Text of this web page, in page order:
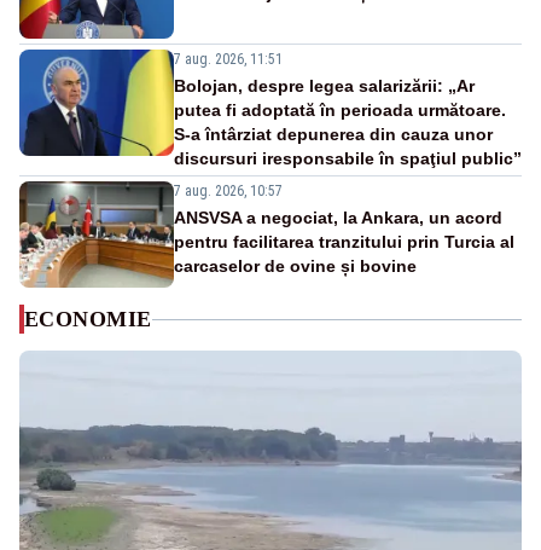
7 aug. 2026, 11:51
Bolojan, despre legea salarizării: „Ar
putea fi adoptată în perioada următoare.
S-a întârziat depunerea din cauza unor
discursuri iresponsabile în spaţiul public”
7 aug. 2026, 10:57
ANSVSA a negociat, la Ankara, un acord
pentru facilitarea tranzitului prin Turcia al
carcaselor de ovine și bovine
ECONOMIE